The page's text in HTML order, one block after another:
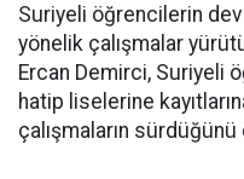
Suriyeli öğrencilerin
yönelik çalışmalar
Ercan Demirci, Suriyeli
hatip liselerine
çalışmaların sürdüğünü